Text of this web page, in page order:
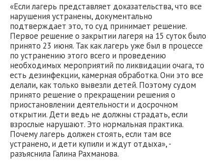
«Если лагерь представляет доказательства, что все
нарушения устранены, документально
подтверждает это, то суд принимает решение.
Первое решение о закрытии лагеря на 15 суток было
принято 23 июня. Так как лагерь уже был в процессе
по устранению этого всего и проведению
необходимых мероприятий по ликвидации очага, то
есть дезинфекции, камерная обработка. Они это все
делали, как только вывезли детей. Поэтому судом
принято решение о прекращении решения о
приостановлении деятельности и досрочном
открытии. Дети ведь не должны страдать, если
взрослые нарушают. Это нормальная практика.
Почему лагерь должен стоять, если там все
устранено, и дети купили и ждут отдыха», -
разъяснила Галина Рахманова.